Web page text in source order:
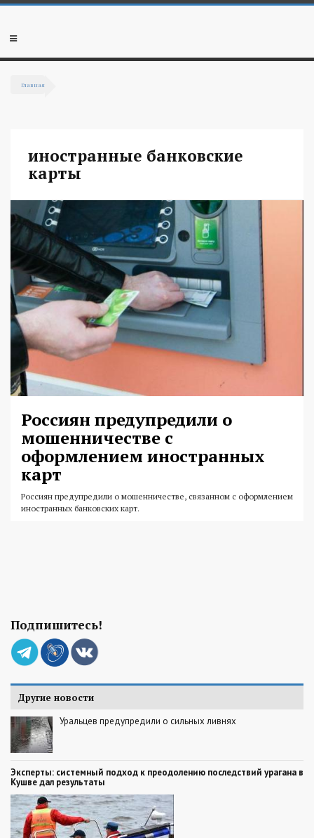
Перейти к основному содержанию
Мобильное
Главная
иностранные банковские
карты
Россиян предупредили о
мошенничестве с
оформлением иностранных
карт
Россиян предупредили о мошенничестве, связанном с оформлением
иностранных банковских карт.
Подпишитесь!
Другие новости
Уральцев предупредили о сильных ливнях
Эксперты: системный подход к преодолению последствий урагана в
Кушве дал результаты